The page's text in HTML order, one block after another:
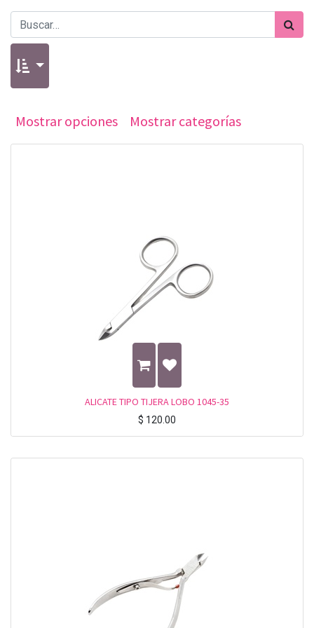
Mostrar opciones Mostrar categorías
ALICATE TIPO TIJERA LOBO 1045-35
$ 120.00